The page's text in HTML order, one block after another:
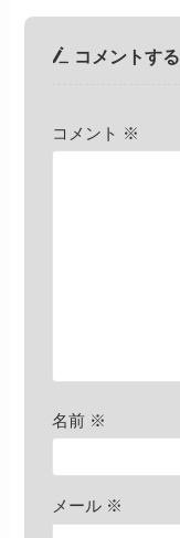
コメントする
コメント ※
名前 ※
メール ※